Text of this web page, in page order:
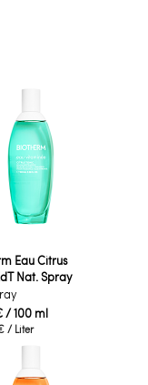
Eau Citrus
Nat. Spray
/ 100 ml
/ Liter